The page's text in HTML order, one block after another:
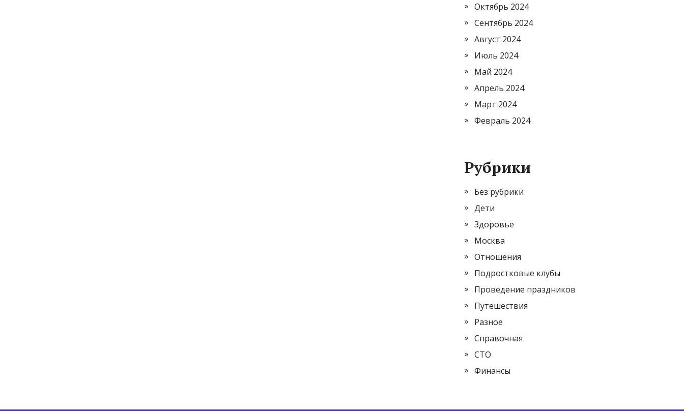
Октябрь 2024
Сентябрь 2024
Август 2024
Июль 2024
Май 2024
Апрель 2024
Март 2024
Февраль 2024
Рубрики
Без рубрики
Дети
Здоровье
Москва
Отношения
Подростковые клубы
Проведение праздников
Путешествия
Разное
Справочная
СТО
Финансы